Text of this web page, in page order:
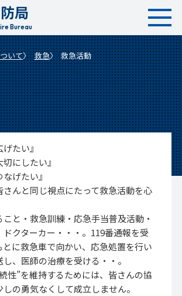
局
Bureau
いて 救急 救急活動
たい』
切にしたい』
げたい』
んと同じ視点にたって救急活動を心
と・救急訓練・応急手当普及活動・
ドクターカー・・・。119番通報を受
とに救急車で向かい、応急処置を行い
、医師の治療を受ける・・。
性”を維持するためには、皆さんの協
の勇気なくして成立しません。